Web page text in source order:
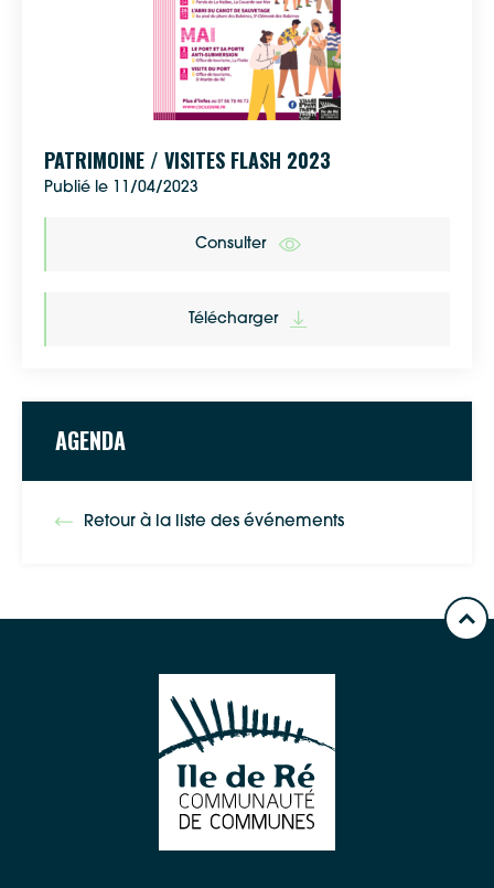
AGENDA
Retour à la liste des événements
PATRIMOINE / VISITES FLASH 2023
Publié le 11/04/2023
Consulter
Télécharger
ShareThis is disabled.